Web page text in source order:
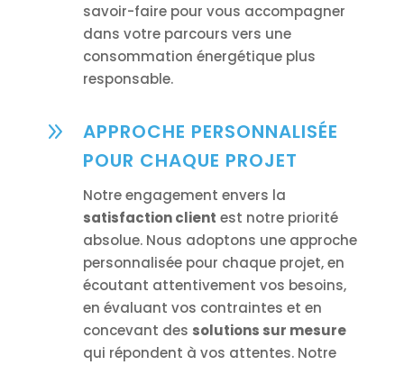
savoir-faire pour vous accompagner
dans votre parcours vers une
consommation énergétique plus
responsable.
9
APPROCHE PERSONNALISÉE
POUR CHAQUE PROJET
Notre engagement envers la
satisfaction client est notre priorité
absolue. Nous adoptons une approche
personnalisée pour chaque projet, en
écoutant attentivement vos besoins,
en évaluant vos contraintes et en
concevant des solutions sur mesure
qui répondent à vos attentes. Notre